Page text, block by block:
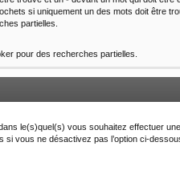
si uniquement un des mots doit être
partielles.
pour des recherches partielles.
le(s)quel(s) vous souhaitez effectuer
si vous ne désactivez pas l’option ci-